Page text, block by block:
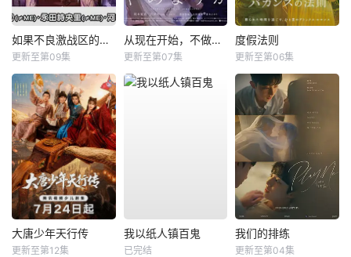
如果不良激战区的四天王转生成了偶像团体？
更新至第09集
从现在开始，不做朋友了吧。
更新至第07集
度假法则
更新至第06集
大唐少年天行传
更新至第12集
我以纸人镇百鬼
已完结
我们的排练
更新至第04集